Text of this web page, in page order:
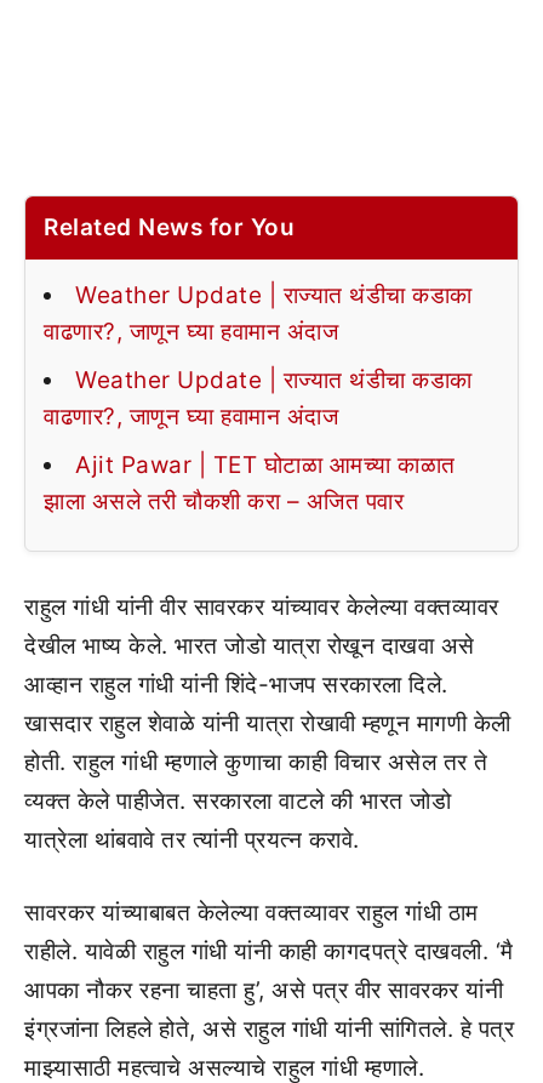
Related News for You
Weather Update | राज्यात थंडीचा कडाका
वाढणार?, जाणून घ्या हवामान अंदाज
Weather Update | राज्यात थंडीचा कडाका
वाढणार?, जाणून घ्या हवामान अंदाज
Ajit Pawar | TET घोटाळा आमच्या काळात
झाला असले तरी चौकशी करा – अजित पवार
राहुल गांधी यांनी वीर सावरकर यांच्यावर केलेल्या वक्तव्यावर
देखील भाष्य केले. भारत जोडो यात्रा रोखून दाखवा असे
आव्हान राहुल गांधी यांनी शिंदे-भाजप सरकारला दिले.
खासदार राहुल शेवाळे यांनी यात्रा रोखावी म्हणून मागणी केली
होती. राहुल गांधी म्हणाले कुणाचा काही विचार असेल तर ते
व्यक्त केले पाहीजेत. सरकारला वाटले की भारत जोडो
यात्रेला थांबवावे तर त्यांनी प्रयत्न करावे.
सावरकर यांच्याबाबत केलेल्या वक्तव्यावर राहुल गांधी ठाम
राहीले. यावेळी राहुल गांधी यांनी काही कागदपत्रे दाखवली. ‘मै
आपका नौकर रहना चाहता हु’, असे पत्र वीर सावरकर यांनी
इंग्रजांना लिहले होते, असे राहुल गांधी यांनी सांगितले. हे पत्र
माझ्यासाठी महत्वाचे असल्याचे राहुल गांधी म्हणाले.